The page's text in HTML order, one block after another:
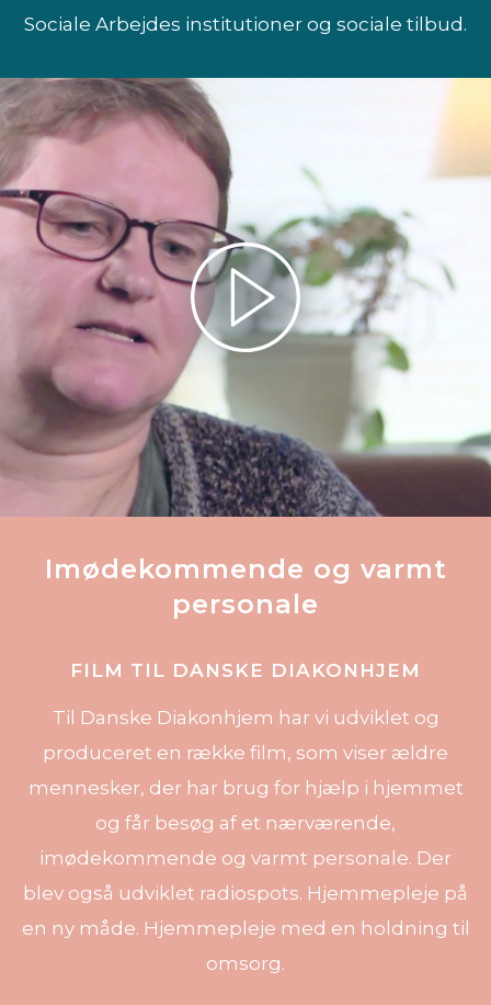
Sociale Arbejdes institutioner og sociale tilbud.
Imødekommende og varmt
personale
FILM TIL DANSKE DIAKONHJEM
Til Danske Diakonhjem har vi udviklet og
produceret en række film, som viser ældre
mennesker, der har brug for hjælp i hjemmet
og får besøg af et nærværende,
imødekommende og varmt personale. Der
blev også udviklet radiospots. Hjemmepleje på
en ny måde. Hjemmepleje med en holdning til
omsorg.